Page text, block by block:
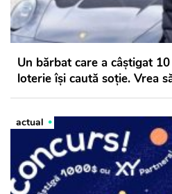
Un bărbat care a câștigat
loterie își caută soție. Vrea
actual